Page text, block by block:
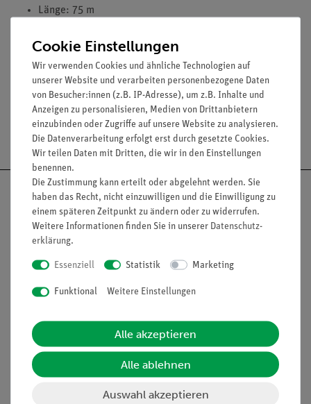
Länge: 75 m
Versandkostenfrei ab 300,- €
Informationen
Unternehmen
Projekte und Lösungen
Übersicht Service
Beratung & Showroom
Cookie Einstellungen
Wir verwenden Cookies und ähnliche Technologien auf
unserer Website und verarbeiten personenbezogene Daten
von Besucher:innen (z.B. IP-Adresse), um z.B. Inhalte und
Anzeigen zu personalisieren, Medien von Drittanbietern
einzubinden oder Zugriffe auf unsere Website zu analysieren.
Die Datenverarbeitung erfolgt erst durch gesetzte Cookies.
Wir teilen Daten mit Dritten, die wir in den Einstellungen
benennen.
Die Zustimmung kann erteilt oder abgelehnt werden. Sie
haben das Recht, nicht einzuwilligen und die Einwilligung zu
einem späteren Zeitpunkt zu ändern oder zu widerrufen.
Weitere Informationen finden Sie in unserer Daten­schutz­
erklärung.
Essenziell Statistik Marketing
Funktional Weitere Einstellungen
Alle akzeptieren
Alle ablehnen
Auswahl akzeptieren